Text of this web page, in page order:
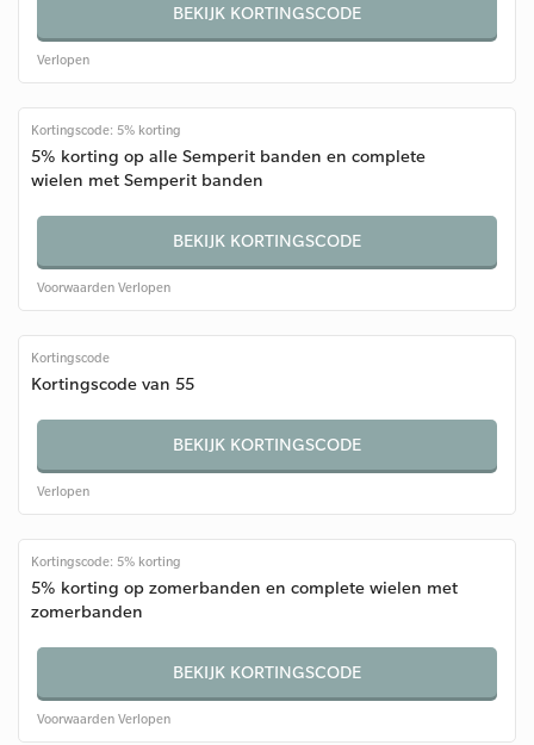
BEKIJK KORTINGSCODE
Verlopen
Kortingscode: 5% korting
5% korting op alle Semperit banden en complete
wielen met Semperit banden
BEKIJK KORTINGSCODE
Voorwaarden Verlopen
Kortingscode
Kortingscode van 55
BEKIJK KORTINGSCODE
Verlopen
Kortingscode: 5% korting
5% korting op zomerbanden en complete wielen met
zomerbanden
BEKIJK KORTINGSCODE
Voorwaarden Verlopen